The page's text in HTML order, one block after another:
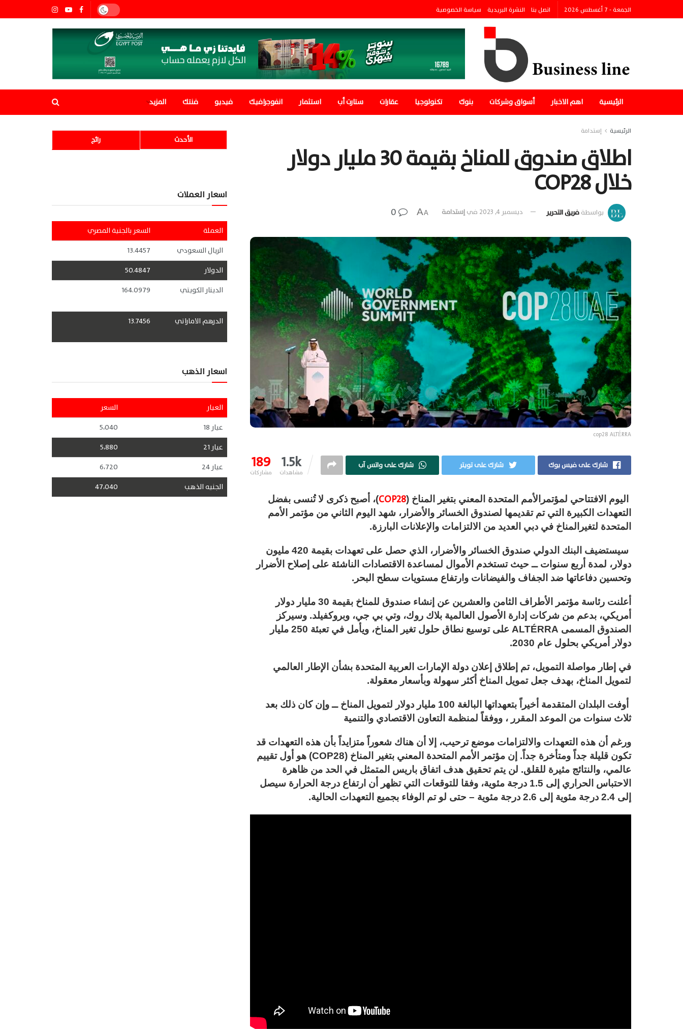
الجمعة - 7 أغسطس 2026 اتصل بنا النشرة البريدية سياسة الخصوصية
الرئيسية اهم الاخبار أسواق وشركات بنوك تكنولوجيا عقارات ستارت أب استثمار انفوجرافيك فيديو فنتك المزيد
الرئيسية إستدامة
اطلاق صندوق للمناخ بقيمة 30 مليار دولار
خلال COP28
بواسطةفريق التحرير ديسمبر 4, 2023 فيإستدامة A
A
cop28 ALTÉRRA
189
مشاركات 1.5k
مشاهدات
شارك على فيس بوك شارك على تويتر شارك على واتس آب
اليوم الافتتاحي لمؤتمرالأمم المتحدة المعني بتغير المناخ (COP28)، أصبح ذكرى لا تُنسى بفضل
التعهدات الكبيرة التي تم تقديمها لصندوق الخسائر والأضرار، شهد اليوم الثاني من مؤتمر الأمم
المتحدة لتغيرالمناخ في دبي العديد من الالتزامات والإعلانات البارزة.
سيستضيف البنك الدولي صندوق الخسائر والأضرار، الذي حصل على تعهدات بقيمة 420 مليون
دولار، لمدة أربع سنوات ــ حيث تستخدم الأموال لمساعدة الاقتصادات الناشئة على إصلاح الأضرار
وتحسين دفاعاتها ضد الجفاف والفيضانات وارتفاع مستويات سطح البحر.
أعلنت رئاسة مؤتمر الأطراف الثامن والعشرين عن إنشاء صندوق للمناخ بقيمة 30 مليار دولار
أمريكي، بدعم من شركات إدارة الأصول العالمية بلاك روك، وتي بي جي، وبروكفيلد. وسيركز
الصندوق المسمى ALTÉRRA على توسيع نطاق حلول تغير المناخ، ويأمل في تعبئة 250 مليار
دولار أمريكي بحلول عام 2030.
في إطار مواصلة التمويل، تم إطلاق إعلان دولة الإمارات العربية المتحدة بشأن الإطار العالمي
لتمويل المناخ، بهدف جعل تمويل المناخ أكثر سهولة وبأسعار معقولة.
أوفت البلدان المتقدمة أخيراً بتعهداتها البالغة 100 مليار دولار لتمويل المناخ ــ وإن كان ذلك بعد
ثلاث سنوات من الموعد المقرر ، ووفقاً لمنظمة التعاون الاقتصادي والتنمية
ورغم أن هذه التعهدات والالتزامات موضع ترحيب، إلا أن هناك شعوراً متزايداً بأن هذه التعهدات قد
تكون قليلة جداً ومتأخرة جداً. إن مؤتمر الأمم المتحدة المعني بتغير المناخ (COP28) هو أول تقييم
عالمي، والنتائج مثيرة للقلق. لن يتم تحقيق هدف اتفاق باريس المتمثل في الحد من ظاهرة
الاحتباس الحراري إلى 1.5 درجة مئوية، وفقا للتوقعات التي تظهر أن ارتفاع درجة الحرارة سيصل
إلى 2.4 درجة مئوية إلى 2.6 درجة مئوية – حتى لو تم الوفاء بجميع التعهدات الحالية.
رائج الأحدث
اسعار العملات
العملة
السعر بالجنية المصري
الريال السعودي
13.4457
الدولار
50.4847
الدينار الكويتي
164.0979
الدرهم الاماراتي 13.7456
اسعار الذهب
العيار
السعر
عيار 18
5،040
عيار 21
5،880
عيار 24
6،720
الجنيه الذهب
47،040